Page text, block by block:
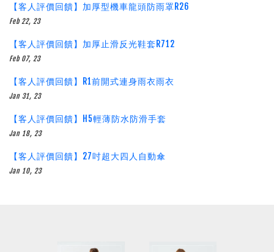
【客人評價回饋】加厚型機車龍頭防雨罩R26
Feb 22, 23
【客人評價回饋】加厚止滑反光鞋套R712
Feb 07, 23
【客人評價回饋】R1前開式連身雨衣雨衣
Jan 31, 23
【客人評價回饋】H5輕薄防水防滑手套
Jan 18, 23
【客人評價回饋】27吋超大四人自動傘
Jan 10, 23